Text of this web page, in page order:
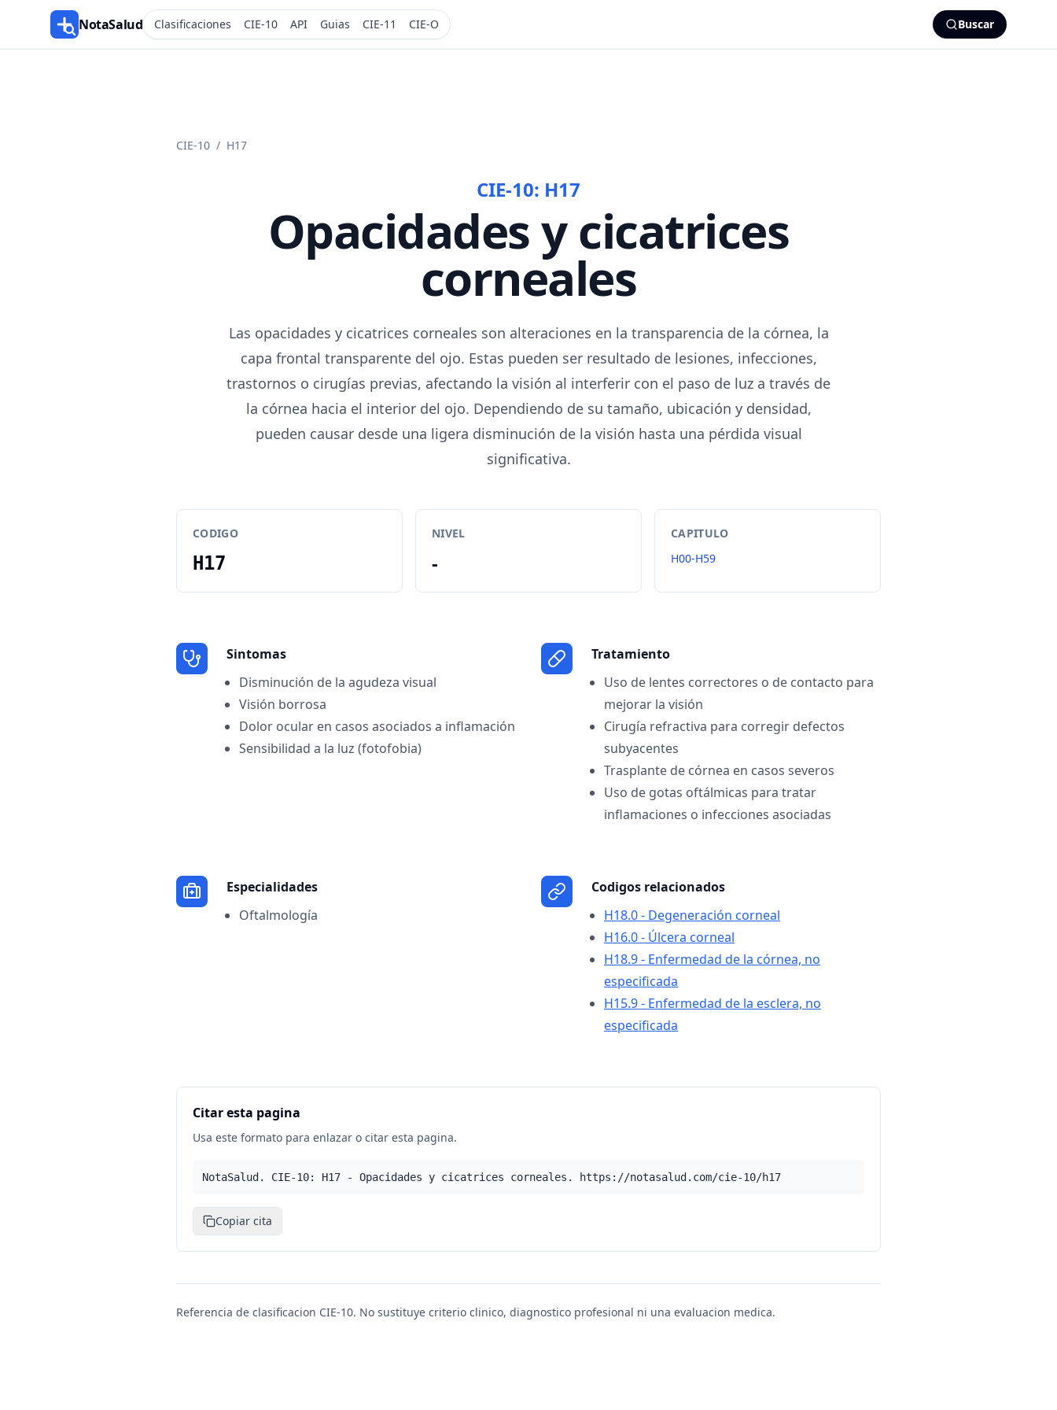
NotaSalud Clasificaciones CIE-10 API Guias CIE-11 CIE-O Buscar
CIE-10 / H17
CIE-10: H17
Opacidades y cicatrices
corneales
Las opacidades y cicatrices corneales son alteraciones en la transparencia de la córnea, la
capa frontal transparente del ojo. Estas pueden ser resultado de lesiones, infecciones,
trastornos o cirugías previas, afectando la visión al interferir con el paso de luz a través de
la córnea hacia el interior del ojo. Dependiendo de su tamaño, ubicación y densidad,
pueden causar desde una ligera disminución de la visión hasta una pérdida visual
significativa.
CODIGO
H17
NIVEL
-
CAPITULO
H00-H59
Sintomas
Disminución de la agudeza visual
Visión borrosa
Dolor ocular en casos asociados a inflamación
Sensibilidad a la luz (fotofobia)
Tratamiento
Uso de lentes correctores o de contacto para
mejorar la visión
Cirugía refractiva para corregir defectos
subyacentes
Trasplante de córnea en casos severos
Uso de gotas oftálmicas para tratar
inflamaciones o infecciones asociadas
Especialidades
Oftalmología
Codigos relacionados
H18.0 - Degeneración corneal
H16.0 - Úlcera corneal
H18.9 - Enfermedad de la córnea, no
especificada
H15.9 - Enfermedad de la esclera, no
especificada
Citar esta pagina
Usa este formato para enlazar o citar esta pagina.
NotaSalud. CIE-10: H17 - Opacidades y cicatrices corneales. https://notasalud.com/cie-10/h17
Copiar cita
Referencia de clasificacion CIE-10. No sustituye criterio clinico, diagnostico profesional ni una evaluacion medica.